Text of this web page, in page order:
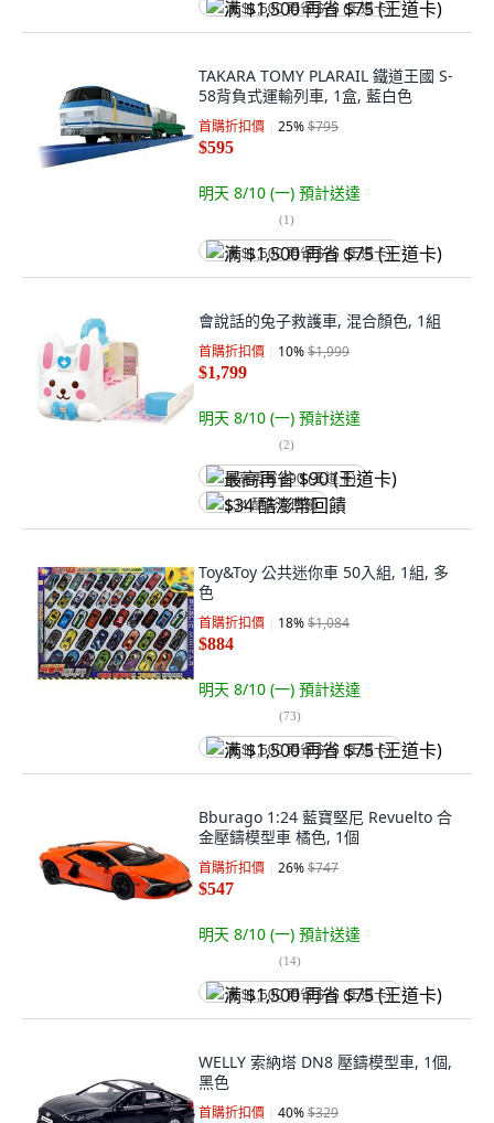
满 $1,500 再省 $75 (王道卡)
TAKARA TOMY PLARAIL 鐵道王國 S-
58背負式運輸列車, 1盒, 藍白色
首購折扣價 25%$795
$595
明天 8/10 (一) 預計送達
(1)
满 $1,500 再省 $75 (王道卡)
會說話的兔子救護車, 混合顏色, 1組
首購折扣價 10%$1,999
$1,799
明天 8/10 (一) 預計送達
(2)
最高再省 $90 (王道卡)
$34 酷澎幣回饋
Toy&Toy 公共迷你車 50入組, 1組, 多
色
首購折扣價 18%$1,084
$884
明天 8/10 (一) 預計送達
(73)
满 $1,500 再省 $75 (王道卡)
Bburago 1:24 藍寶堅尼 Revuelto 合
金壓鑄模型車 橘色, 1個
首購折扣價 26%$747
$547
明天 8/10 (一) 預計送達
(14)
满 $1,500 再省 $75 (王道卡)
WELLY 索納塔 DN8 壓鑄模型車, 1個,
黑色
首購折扣價 40%$329